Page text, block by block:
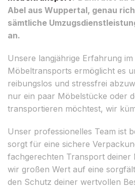
Abel aus Wuppertal, genau
sämtliche
an.
Unsere langjährige Erfahrung im
Möbeltransports ermöglicht es
reibungslos und stressfrei
nur ein paar Möbelstücke oder
transportieren möchtest, wir
Unser professionelles Team ist
sorgt für eine sichere
fachgerechten Transport deiner
wir großen Wert auf eine
den Schutz deiner wertvollen